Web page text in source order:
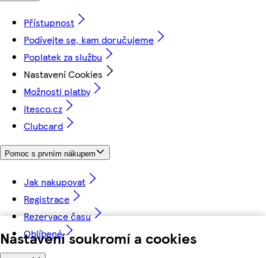
Nastavení soukromí a cookies
Přístupnost
Podívejte se, kam doručujeme
Poplatek za službu
Nastavení Cookies
Možnosti platby
itesco.cz
Clubcard
Pomoc s prvním nákupem
Jak nakupovat
Registrace
Rezervace času
Oblíbené